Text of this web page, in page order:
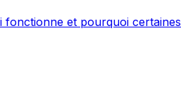
fonctionne et pourquoi